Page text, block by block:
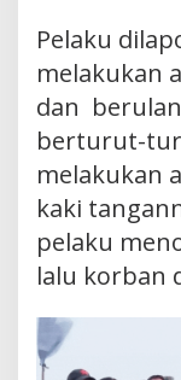
Pelaku
melakukan
dan
berturut-
melakukan
kaki
pelaku
lalu korban